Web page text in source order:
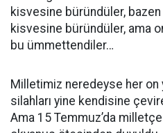
kisvesine büründüler, bazen
kisvesine büründüler, ama
bu ümmettendiler…
Milletimiz neredeyse her on
silahları yine kendisine
Ama 15 Temmuz’da milletçe